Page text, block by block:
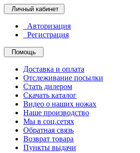
Личный кабинет
Авторизация
Регистрация
Помощь
Доставка и оплата
Отслеживание посылки
Стать дилером
Скачать каталог
Видео о наших ножах
Наше производство
Мы в соц.сетях
Обратная связь
Возврат товара
Пункты выдачи